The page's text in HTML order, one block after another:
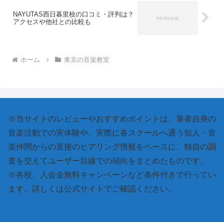
NAYUTAS西日暮里校の口コミ・評判は？
アクセスや他社との比較も
ホーム 東京の音楽教室
※当サイトのレビューやおすすめポイントは、筆者自身の
音楽活動での実体験や、実際に各スクールへ通う知人・音
楽仲間からの直接のヒアリング情報をベースに、独自の調
査を交えてユーザー目線での傾向をまとめたものです。
※各校、入会金無料キャンペーンなど条件付きで行ってい
ます。詳しくは公式サイトでご確認ください。